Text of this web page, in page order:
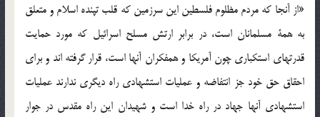
«از آنجا كه مردم مظلوم فلسطين اين سرزمين كه قلب تپنده اسلام و متعلق
به همة مسلمانان است، در برابر ارتش مسلح اسرائيل كه مورد حمايت
قدرتهاي استكباري چون آمريكا و همفكران آنها است، قرار گرفته اند و براي
احقاق حق خود جز انتفاضه و عمليات استشهادي راه ديگري ندارند عمليات
استشهادي آنها جهاد در راه خدا است و شهيدان اين راه مقدس در جوار